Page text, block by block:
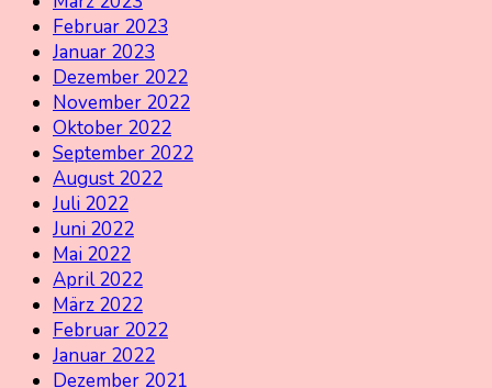
Februar 2023
Januar 2023
Dezember 2022
November 2022
Oktober 2022
September 2022
August 2022
Juli 2022
Juni 2022
Mai 2022
April 2022
März 2022
Februar 2022
Januar 2022
Dezember 2021